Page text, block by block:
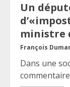
Un
ministre
François
Dans une